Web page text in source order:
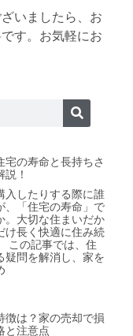
いましたら、お
す。お気軽にお
宅の寿命と長持ちさ
！
入したりする際に誰
、「住宅の寿命」で
。大切な住まいだか
け長く快適に住み続
この記事では、住
疑問を解消し、家を
徴は？家の売却で損
と注意点